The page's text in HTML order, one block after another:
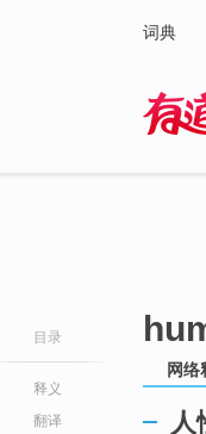
词典
目录
释义
翻译
网络
人